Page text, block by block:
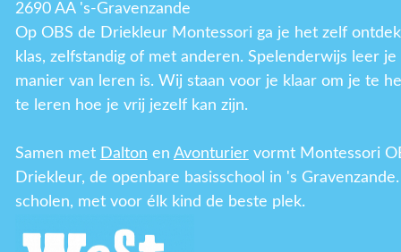
2690 AA 's-Gravenzande
Op OBS de Driekleur Montessori ga je het zelf
klas, zelfstandig of met anderen. Spelenderwijs leer
manier van leren is. Wij staan voor je klaar om je te
te leren hoe je vrij jezelf kan zijn.
Samen met Dalton en Avonturiervormt Montessori
Driekleur, de openbare basisschool in 's
scholen, met voor élk kind de beste plek.